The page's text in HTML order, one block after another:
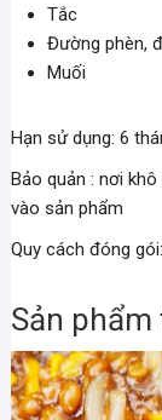
Tắc
Đường phèn,
Muối
Hạn sử dụng: 6
Bảo quản : nơi
vào sản phẩm
Quy cách đóng
Sản